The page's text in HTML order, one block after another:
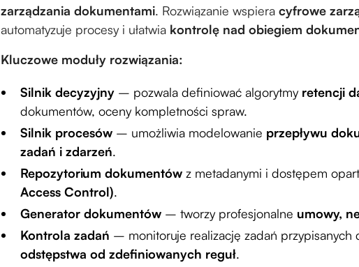
zarządzania dokumentami. Rozwiązanie wspiera cyfrowe
automatyzuje procesy i ułatwia kontrolę nad obiegiem
Kluczowe moduły rozwiązania:
Silnik decyzyjny – pozwala definiować algorytmy retencji
dokumentów, oceny kompletności spraw.
Silnik procesów – umożliwia modelowanie przepływu
zadań i zdarzeń.
Repozytorium dokumentów z metadanymi i dostępem
Access Control).
Generator dokumentów – tworzy profesjonalne umowy,
Kontrola zadań – monitoruje realizację zadań przypisanych
odstępstwa od zdefiniowanych reguł.